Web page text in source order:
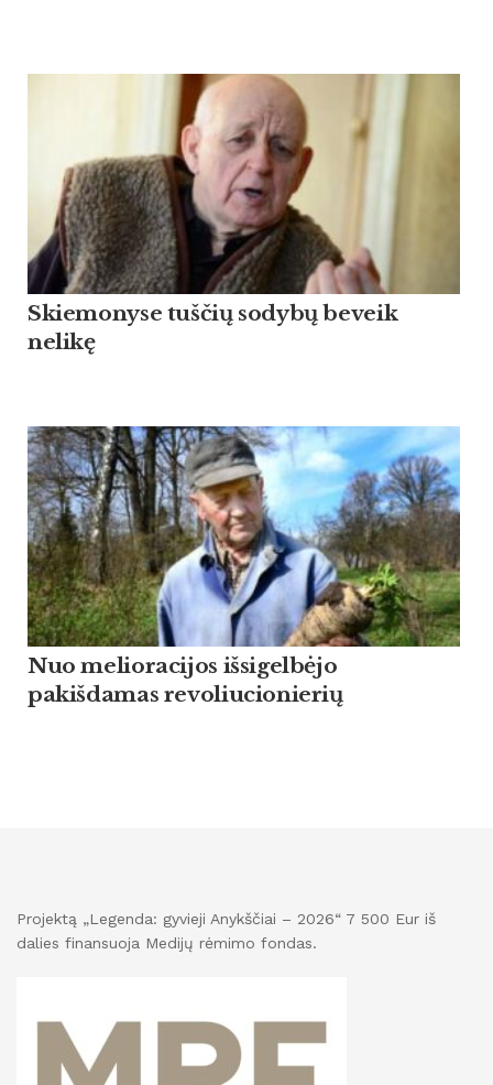
Skiemonyse tuščių sodybų beveik
nelikę
Nuo melioracijos išsigelbėjo
pakišdamas revoliucionierių
Projektą „Legenda: gyvieji Anykščiai – 2026“ 7 500 Eur iš
dalies finansuoja Medijų rėmimo fondas.